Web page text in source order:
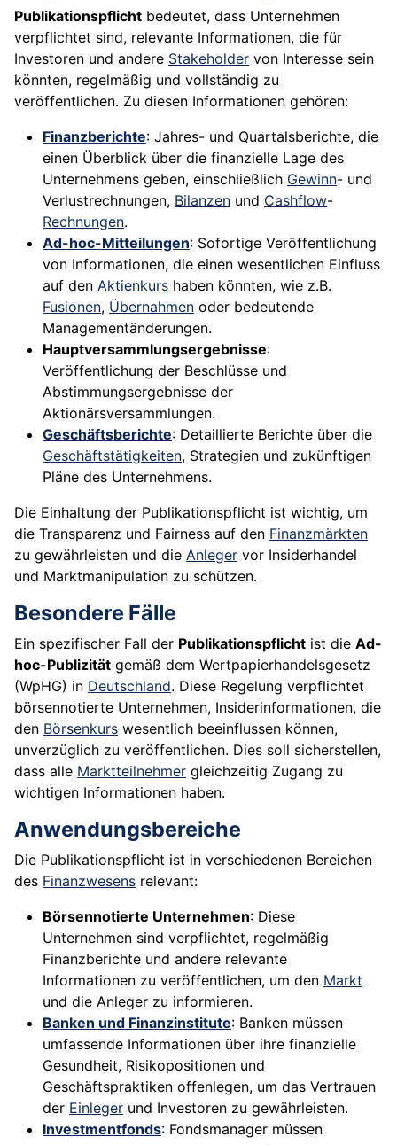
Publikationspflicht bedeutet, dass Unternehmen
verpflichtet sind, relevante Informationen, die für
Investoren und andere Stakeholder von Interesse sein
könnten, regelmäßig und vollständig zu
veröffentlichen. Zu diesen Informationen gehören:
Finanzberichte: Jahres- und Quartalsberichte, die
einen Überblick über die finanzielle Lage des
Unternehmens geben, einschließlich Gewinn- und
Verlustrechnungen, Bilanzen und Cashflow-
Rechnungen.
Ad-hoc-Mitteilungen: Sofortige Veröffentlichung
von Informationen, die einen wesentlichen Einfluss
auf den Aktienkurs haben könnten, wie z.B.
Fusionen, Übernahmen oder bedeutende
Managementänderungen.
Hauptversammlungsergebnisse:
Veröffentlichung der Beschlüsse und
Abstimmungsergebnisse der
Aktionärsversammlungen.
Geschäftsberichte: Detaillierte Berichte über die
Geschäftstätigkeiten, Strategien und zukünftigen
Pläne des Unternehmens.
Die Einhaltung der Publikationspflicht ist wichtig, um
die Transparenz und Fairness auf den Finanzmärkten
zu gewährleisten und die Anleger vor Insiderhandel
und Marktmanipulation zu schützen.
Besondere Fälle
Ein spezifischer Fall der Publikationspflicht ist die Ad-
hoc-Publizität gemäß dem Wertpapierhandelsgesetz
(WpHG) in Deutschland. Diese Regelung verpflichtet
börsennotierte Unternehmen, Insiderinformationen, die
den Börsenkurs wesentlich beeinflussen können,
unverzüglich zu veröffentlichen. Dies soll sicherstellen,
dass alle Marktteilnehmer gleichzeitig Zugang zu
wichtigen Informationen haben.
Anwendungsbereiche
Die Publikationspflicht ist in verschiedenen Bereichen
des Finanzwesens relevant:
Börsennotierte Unternehmen: Diese
Unternehmen sind verpflichtet, regelmäßig
Finanzberichte und andere relevante
Informationen zu veröffentlichen, um den Markt
und die Anleger zu informieren.
Banken und Finanzinstitute: Banken müssen
umfassende Informationen über ihre finanzielle
Gesundheit, Risikopositionen und
Geschäftspraktiken offenlegen, um das Vertrauen
der Einleger und Investoren zu gewährleisten.
Investmentfonds: Fondsmanager müssen